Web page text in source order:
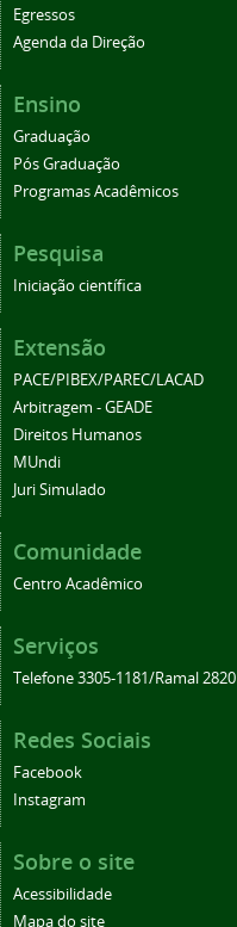
Egressos
Agenda da Direção
Ensino
Graduação
Pós Graduação
Programas Acadêmicos
Pesquisa
Iniciação científica
Extensão
PACE/PIBEX/PAREC/LACAD
Arbitragem - GEADE
Direitos Humanos
MUndi
Juri Simulado
Comunidade
Centro Acadêmico
Serviços
Telefone 3305-1181/Ramal 2820
Redes Sociais
Facebook
Instagram
Sobre o site
Acessibilidade
Mapa do site